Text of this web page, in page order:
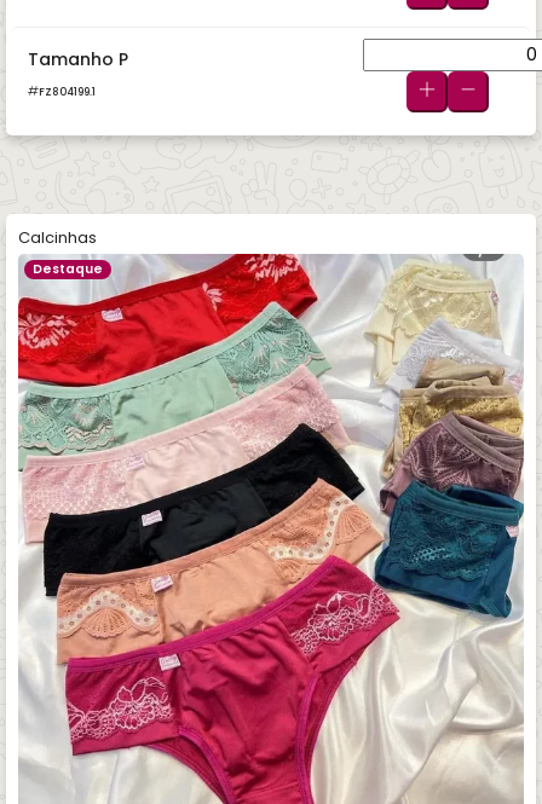
Tamanho P
FZ804199.1
Calcinhas
Destaque